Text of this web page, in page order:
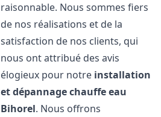
raisonnable. Nous sommes fiers
de nos réalisations et de la
satisfaction de nos clients, qui
nous ont attribué des avis
élogieux pour notre installation
et dépannage chauffe eau
Bihorel. Nous offrons